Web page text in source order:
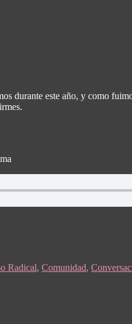
durante este año, y como
Radical, Comunidad,